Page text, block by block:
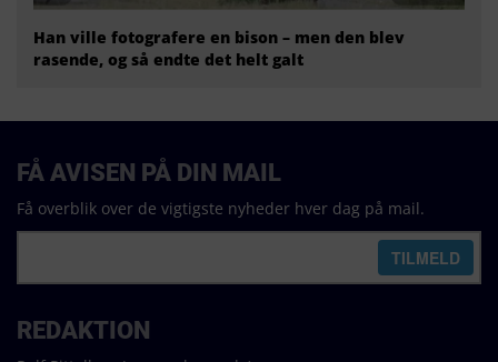
Han ville fotografere en bison – men den blev
rasende, og så endte det helt galt
REDAKTION
FÅ AVISEN PÅ DIN MAIL
Få overblik over de vigtigste nyheder hver dag på mail.